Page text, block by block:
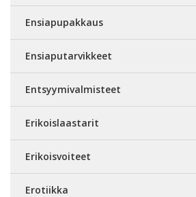
Ensiapupakkaus
Ensiaputarvikkeet
Entsyymivalmisteet
Erikoislaastarit
Erikoisvoiteet
Erotiikka